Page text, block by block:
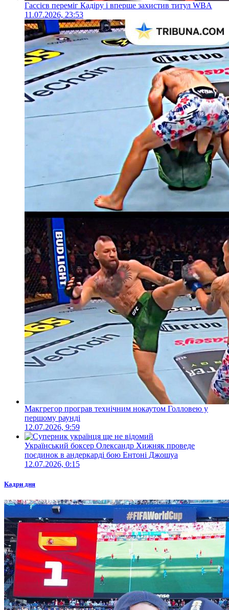
Гассієв переміг Кадіру і вперше захистив титул WBA
11.07.2026, 23:53
Макгрегор програв технічним нокаутом Голловею у
першому раунді
12.07.2026, 9:59
Український боксер Олександр Хижняк проведе
поєдинок в андеркарді бою Ентоні Джошуа
12.07.2026, 0:15
Кадри дня